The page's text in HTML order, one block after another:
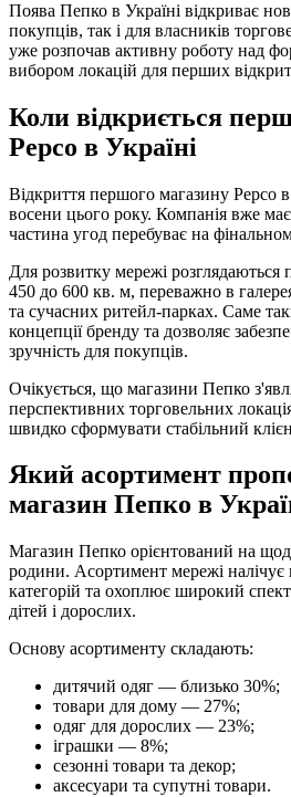
Поява Пепко в Україні відкриває
покупців, так і для власників
уже розпочав активну роботу над
вибором локацій для перших
Коли відкриється
Pepco в Україні
Відкриття першого магазину Pepco
восени цього року. Компанія вже має
частина угод перебуває на
Для розвитку мережі
450 до 600 кв. м, переважно в
та сучасних ритейл-парках. Саме
концепції бренду та дозволяє
зручність для покупців.
Очікується, що магазини Пепко
перспективних торговельних
швидко сформувати стабільний
Який асортимент
магазин Пепко в
Магазин Пепко орієнтований на
родини. Асортимент мережі
категорій та охоплює широкий
дітей і дорослих.
Основу асортименту складають:
дитячий одяг — близько 30%;
товари для дому — 27%;
одяг для дорослих — 23%;
іграшки — 8%;
сезонні товари та декор;
аксесуари та супутні товари.